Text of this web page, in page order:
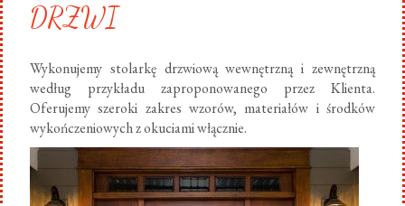
DRZWI
Wykonujemy stolarkę drzwiową wewnętrzną i zewnętrzną
według przykładu zaproponowanego przez Klienta.
Oferujemy szeroki zakres wzorów, materiałów i środków
wykończeniowych z okuciami włącznie.